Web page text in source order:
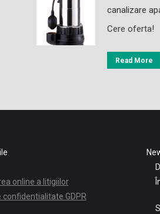
canalizare
Cere oferta!
Read More
online a litigiilor
confidentialitate GDPR